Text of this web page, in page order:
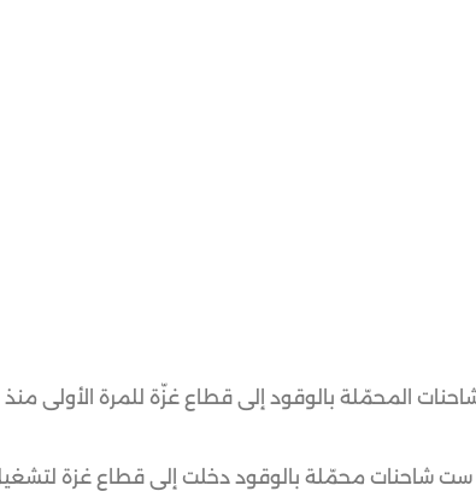
المحمّلة بالوقود إلى قطاع غزّة للمرة الأولى منذ
ست شاحنات محمّلة بالوقود دخلت إلى قطاع غزة